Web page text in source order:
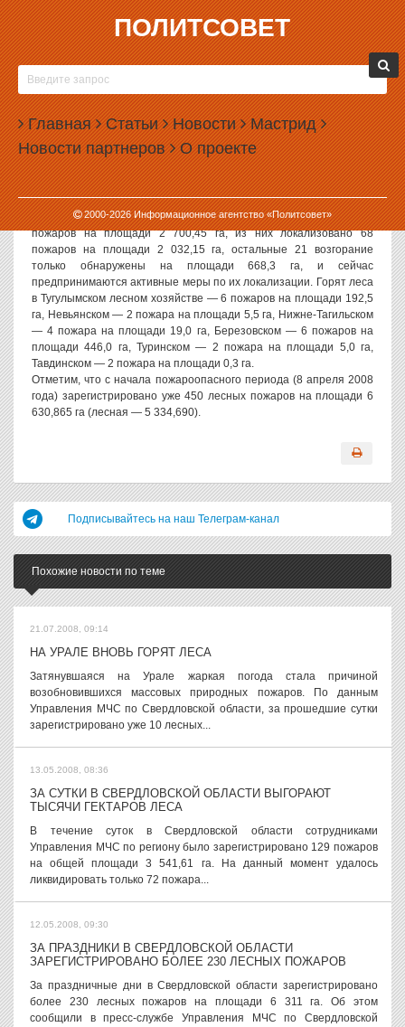
ПОЛИТСОВЕТ
Главная Статьи Новости Мастрид
Новости партнеров О проекте
2000-2026Информационное агентство «Политсовет»
22.04.2008, 10:33
ЛЕС ВОКРУГ ЕКАТЕРИНБУРГА ПРОДОЛЖАЕТ
ПОЛЫХАТЬ
Дым от пожаров в Свердловской области продолжает закрывать
екатеринбургское небо от солнца. По данным Управления МЧС
по Свердловской области, в течение суток зарегистрировано 149
лесных пожаров на площади 4 228,77 га. Из них ликвидировано
116 пожаров на площади 2 515,22 га.
В настоящее время вокруг Екатеринбурга действует 89 лесных
пожаров на площади 2 700,45 га, из них локализовано 68
пожаров на площади 2 032,15 га, остальные 21 возгорание
только обнаружены на площади 668,3 га, и сейчас
предпринимаются активные меры по их локализации. Горят леса
в Тугулымском лесном хозяйстве — 6 пожаров на площади 192,5
га, Невьянском — 2 пожара на площади 5,5 га, Нижне-Тагильском
— 4 пожара на площади 19,0 га, Березовском — 6 пожаров на
площади 446,0 га, Туринском — 2 пожара на площади 5,0 га,
Тавдинском — 2 пожара на площади 0,3 га.
Отметим, что с начала пожароопасного периода (8 апреля 2008
года) зарегистрировано уже 450 лесных пожаров на площади 6
630,865 га (лесная — 5 334,690).
Подписывайтесь на наш Телеграм-канал
Похожие новости по теме
21.07.2008, 09:14
НА УРАЛЕ ВНОВЬ ГОРЯТ ЛЕСА
Затянувшаяся на Урале жаркая погода стала причиной
возобновившихся массовых природных пожаров. По данным
Управления МЧС по Свердловской области, за прошедшие сутки
зарегистрировано уже 10 лесных...
13.05.2008, 08:36
ЗА СУТКИ В СВЕРДЛОВСКОЙ ОБЛАСТИ ВЫГОРАЮТ
ТЫСЯЧИ ГЕКТАРОВ ЛЕСА
В течение суток в Свердловской области сотрудниками
Управления МЧС по региону было зарегистрировано 129 пожаров
на общей площади 3 541,61 га. На данный момент удалось
ликвидировать только 72 пожара...
12.05.2008, 09:30
ЗА ПРАЗДНИКИ В СВЕРДЛОВСКОЙ ОБЛАСТИ
ЗАРЕГИСТРИРОВАНО БОЛЕЕ 230 ЛЕСНЫХ ПОЖАРОВ
За праздничные дни в Свердловской области зарегистрировано
более 230 лесных пожаров на площади 6 311 га. Об этом
сообщили в пресс-службе Управления МЧС по Свердловской